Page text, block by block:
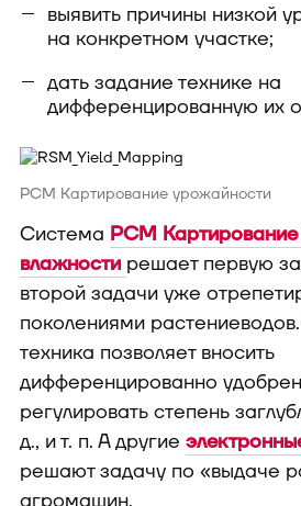
выявить причины низкой
на конкретном участке;
дать задание технике на
дифференцированную их
РСМ Картирование урожайности
Система РСМ
влажности решает первую
второй задачи уже
поколениями
техника позволяет вносить
дифференцированно
регулировать степень
д., и т. п. А другие
решают задачу по «выдаче